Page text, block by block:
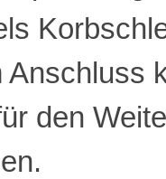
Anschluss
den